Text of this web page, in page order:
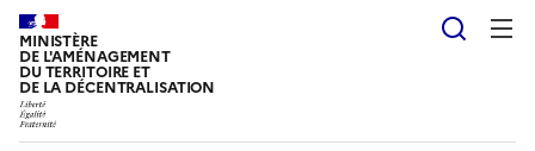
MINISTÈRE
DE L'AMÉNAGEMENT
DU TERRITOIRE ET
DE LA DÉCENTRALISATION